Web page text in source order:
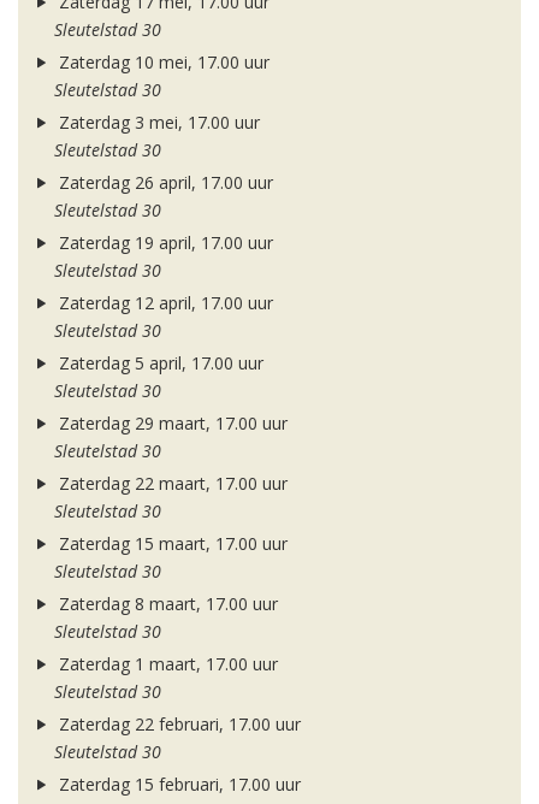
Sleutelstad 30
Zaterdag 10 mei, 17.00 uur
Sleutelstad 30
Zaterdag 3 mei, 17.00 uur
Sleutelstad 30
Zaterdag 26 april, 17.00 uur
Sleutelstad 30
Zaterdag 19 april, 17.00 uur
Sleutelstad 30
Zaterdag 12 april, 17.00 uur
Sleutelstad 30
Zaterdag 5 april, 17.00 uur
Sleutelstad 30
Zaterdag 29 maart, 17.00 uur
Sleutelstad 30
Zaterdag 22 maart, 17.00 uur
Sleutelstad 30
Zaterdag 15 maart, 17.00 uur
Sleutelstad 30
Zaterdag 8 maart, 17.00 uur
Sleutelstad 30
Zaterdag 1 maart, 17.00 uur
Sleutelstad 30
Zaterdag 22 februari, 17.00 uur
Sleutelstad 30
Zaterdag 15 februari, 17.00 uur